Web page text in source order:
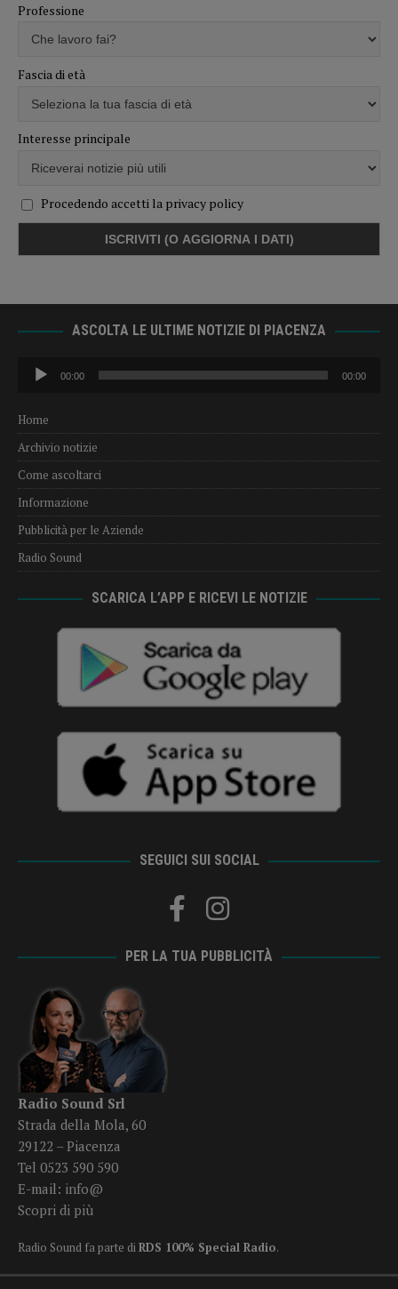
Professione
Fascia di età
Interesse principale
Procedendo accetti la privacy policy
ASCOLTA LE ULTIME NOTIZIE DI PIACENZA
Audio
Player
00:00 00:00
Home
Archivio notizie
Come ascoltarci
Informazione
Pubblicità per le Aziende
Radio Sound
SCARICA L’APP E RICEVI LE NOTIZIE
SEGUICI SUI SOCIAL
PER LA TUA PUBBLICITÀ
Radio Sound Srl
Strada della Mola, 60
29122 – Piacenza
Tel 0523 590 590
E-mail: info@
Scopri di più
Radio Sound fa parte diRDS 100% Special Radio.